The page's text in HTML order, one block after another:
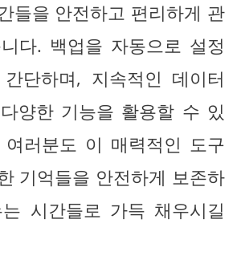
들을 안전하고 편리하게 관
다. 백업을 자동으로 설정
단하며, 지속적인 데이터
양한 기능을 활용할 수 있
러분도 이 매력적인 도구
기억들을 안전하게 보존하
시간들로 가득 채우시길